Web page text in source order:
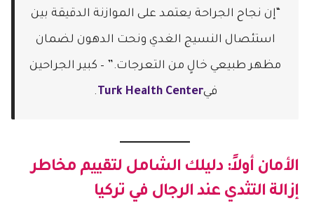
“إن نجاح الجراحة يعتمد على الموازنة الدقيقة بين
استئصال النسيج الغدي ونحت الدهون لضمان
مظهر طبيعي خالٍ من التعرجات.” – كبير الجراحين
فيTurk Health Center
.
الأمان أولاً: دليلك الشامل لتقييم مخاطر
إزالة التثدي عند الرجال في تركيا